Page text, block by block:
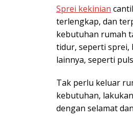
Sprei kekinian
terlengkap, dan
kebutuhan rumah
tidur, seperti sprei,
lainnya, seperti
Tak perlu keluar
kebutuhan,
dengan selamat